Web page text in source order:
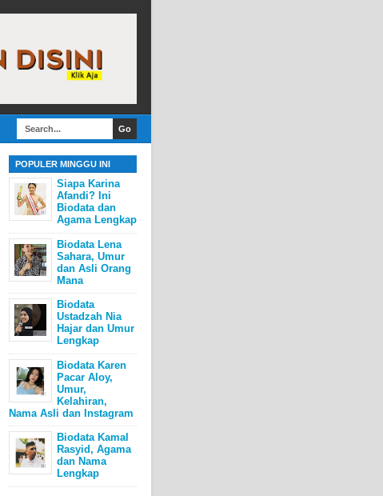
POPULER MINGGU INI
Siapa Karina
Afandi? Ini
Biodata dan
Agama Lengkap
Biodata Lena
Sahara, Umur
dan Asli Orang
Mana
Biodata
Ustadzah Nia
Hajar dan Umur
Lengkap
Biodata Karen
Pacar Aloy,
Umur,
Kelahiran,
Nama Asli dan Instagram
Biodata Kamal
Rasyid, Agama
dan Nama
Lengkap